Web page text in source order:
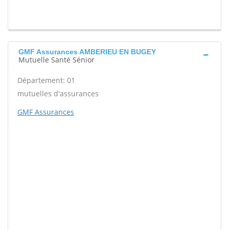
GMF Assurances AMBERIEU EN BUGEY
Mutuelle Santé Sénior
Département: 01
mutuelles d'assurances
GMF Assurances